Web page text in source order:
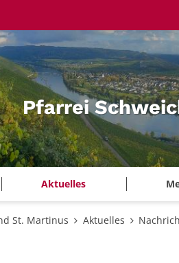
Pfarrei
Aktuelles
St. Martinus Aktuelles